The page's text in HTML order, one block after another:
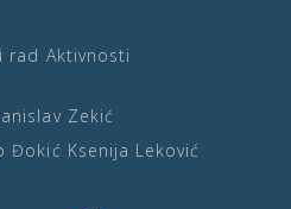
rad Aktivnosti
Zekić
Đokić Ksenija Leković